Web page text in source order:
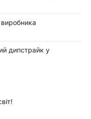
дипстрайк у